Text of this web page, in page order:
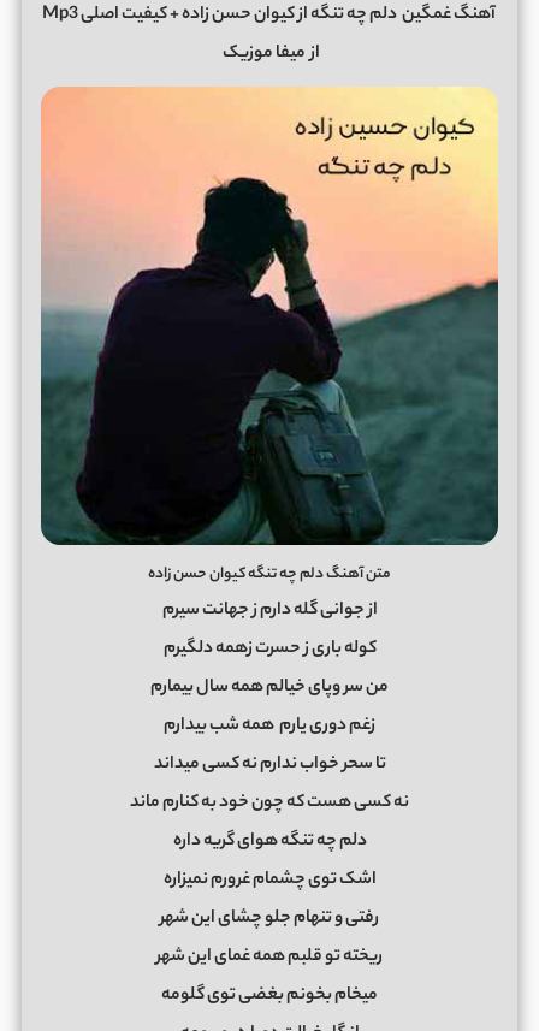
آهنگ غمگیندلم چه تنگهازکیوان حسن زاده
+ کیفیت اصلی Mp3
ازمیفا موزیک
متن آهنگ دلم چه تنگه کیوان حسن زاده
از جوانی گله دارم ز جهانت سیرم
کوله باری ز حسرت زهمه دلگیرم
من سر وپای خیالم همه سال بیمارم
زغم دوری یارم همه شب بیدارم
تا سحر خواب ندارم نه کسی میداند
نه کسی هست که چون خود به کنارم ماند
دلم چه تنگه هوای گریه داره
اشک توی چشمام غرورم نمیزاره
رفتی و تنهام جلو چشای این شهر
ریخته تو قلبم همه غمای این شهر
میخام بخونم بغضی توی گلومه